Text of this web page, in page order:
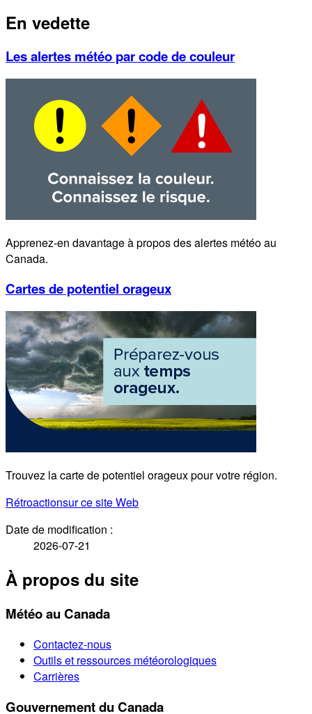
En vedette
Les alertes météo par code de couleur
Apprenez-en davantage à propos des alertes météo au
Canada.
Cartes de potentiel orageux
Trouvez la carte de potentiel orageux pour votre région.
Rétroactionsur ce site Web
Date de modification :
2026-07-21
À propos du site
Météo au Canada
Contactez-nous
Outils et ressources météorologiques
Carrières
Gouvernement du Canada